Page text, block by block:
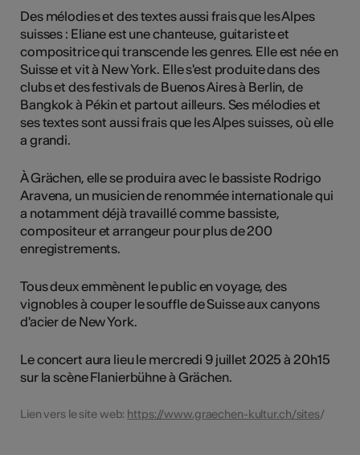
Des mélodies et des textes aussi frais que les Alpes
suisses : Eliane est une chanteuse, guitariste et
compositrice qui transcende les genres. Elle est née en
Suisse et vit à New York. Elle s'est produite dans des
clubs et des festivals de Buenos Aires à Berlin, de
Bangkok à Pékin et partout ailleurs. Ses mélodies et
ses textes sont aussi frais que les Alpes suisses, où elle
a grandi.
À Grächen, elle se produira avec le bassiste Rodrigo
Aravena, un musicien de renommée internationale qui
a notamment déjà travaillé comme bassiste,
compositeur et arrangeur pour plus de 200
enregistrements.
Tous deux emmènent le public en voyage, des
vignobles à couper le souffle de Suisse aux canyons
d'acier de New York.
Le concert aura lieu le mercredi 9 juillet 2025 à 20h15
sur la scène Flanierbühne à Grächen.
Lien vers le site web: https://www.graechen-kultur.ch/sites/